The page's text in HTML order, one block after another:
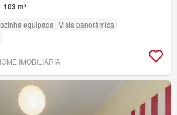
103 m²
equipada Vista panorâmica
IMOBILIÁRIA